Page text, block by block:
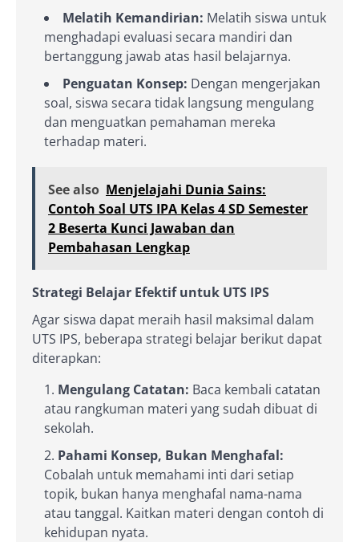
Melatih Kemandirian: Melatih siswa untuk
menghadapi evaluasi secara mandiri dan
bertanggung jawab atas hasil belajarnya.
Penguatan Konsep: Dengan mengerjakan
soal, siswa secara tidak langsung mengulang
dan menguatkan pemahaman mereka
terhadap materi.
See also Menjelajahi Dunia Sains:
Contoh Soal UTS IPA Kelas 4 SD Semester
2 Beserta Kunci Jawaban dan
Pembahasan Lengkap
Strategi Belajar Efektif untuk UTS IPS
Agar siswa dapat meraih hasil maksimal dalam
UTS IPS, beberapa strategi belajar berikut dapat
diterapkan:
Mengulang Catatan: Baca kembali catatan
atau rangkuman materi yang sudah dibuat di
sekolah.
Pahami Konsep, Bukan Menghafal:
Cobalah untuk memahami inti dari setiap
topik, bukan hanya menghafal nama-nama
atau tanggal. Kaitkan materi dengan contoh di
kehidupan nyata.